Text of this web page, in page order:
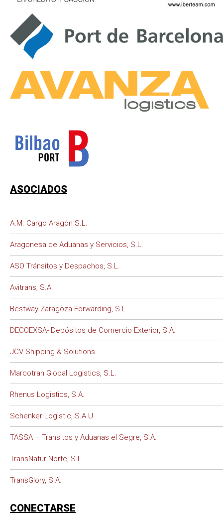
ASOCIADOS
A.M. Cargo Aragón S.L.
Aragonesa de Aduanas y Servicios, S.L.
ASO Tránsitos y Despachos, S.L.
Avitrans, S.A.
Bestway Zaragoza Forwarding, S.L.
DECOEXSA- Depósitos de Comercio Exterior, S.A.
JCV Shipping & Solutions
Marcotran Global Logistics, S.L.
Rhenus Logistics, S.A.
Schenker Logistic, S.A.U.
TASSA – Tránsitos y Aduanas el Segre, S.A.
TransNatur Norte, S.L.
TransGlory, S.A.
CONECTARSE